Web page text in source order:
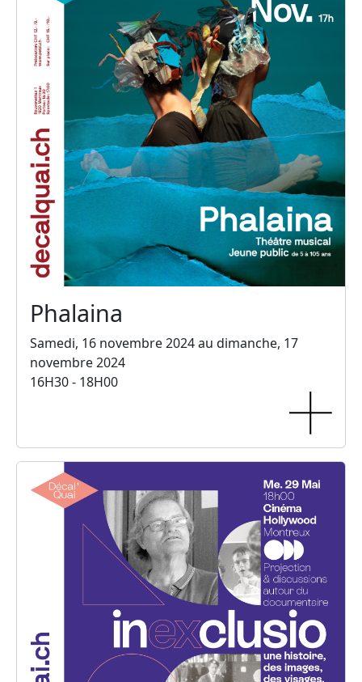
Phalaina
Samedi, 16 novembre 2024 au dimanche, 17
novembre 2024
16H30 - 18H00